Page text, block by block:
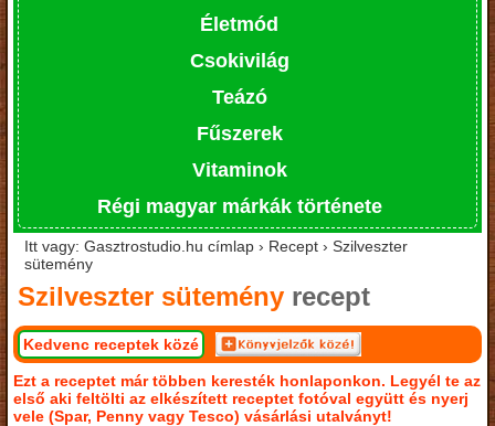
Életmód
Csokivilág
Teázó
Fűszerek
Vitaminok
Régi magyar márkák története
Itt vagy: Gasztrostudio.hu címlap › Recept › Szilveszter
sütemény
Szilveszter sütemény recept
Kedvenc receptek közé
Ezt a receptet már többen keresték honlaponkon. Legyél te az
első aki feltölti az elkészített receptet fotóval együtt és nyerj
vele (Spar, Penny vagy Tesco) vásárlási utalványt!